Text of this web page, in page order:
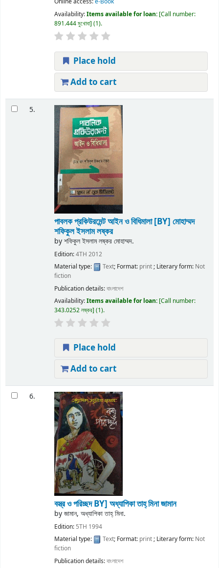
Availability:Items available for loan: Call number:
891.444 মুখোবা (1).
Place hold
Add to cart
5.
পাবলক প্রকিউরমেন্ট আইন ও বিধিমালা[BY] মোহাম্মদ
শফিকুল ইসলাম লষ্কর
byশফিকুল ইসলাম লষ্কর মোহাম্মদ.
Edition:4TH 2012
Material type:
Text; Format: print; Literary form: Not
fiction
Publication details:বাংলাদেশ
Availability:Items available for loan: Call number:
343.0252 লষ্কর (1).
Place hold
Add to cart
6.
বস্ত্র ও পরিচ্ছদBY] অধ্যাপিকা তাহ্ মিনা জামান
byজামান, অধ্যাপিকা তাহ্ মিনা.
Edition: 5TH 1994
Material type:
Text; Format: print; Literary form: Not
fiction
Publication details:বাংলাদেশ